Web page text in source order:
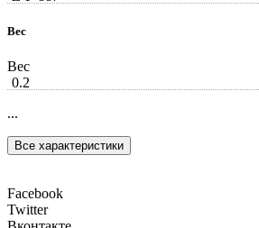
Вес
Вес
0.2
...
Все характеристики
Facebook
Twitter